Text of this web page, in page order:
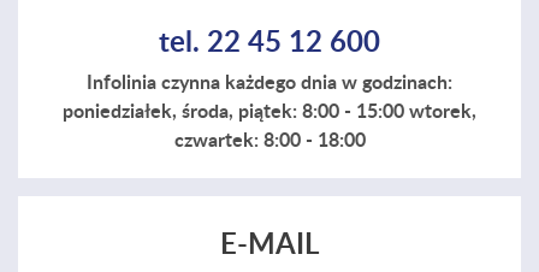
tel. 22 45 12 600
Infolinia czynna każdego dnia w godzinach:
poniedziałek, środa, piątek: 8:00 - 15:00 wtorek,
czwartek: 8:00 - 18:00
E-MAIL